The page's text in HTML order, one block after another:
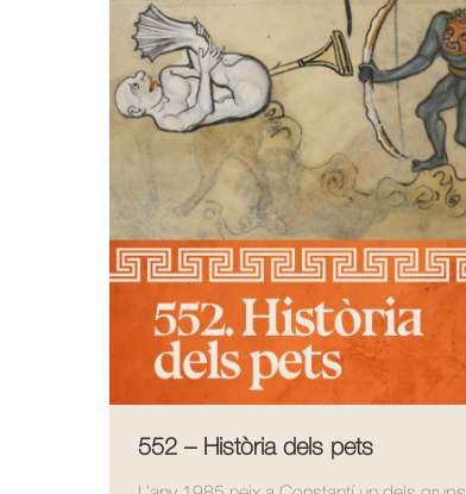
552 – Història dels pets